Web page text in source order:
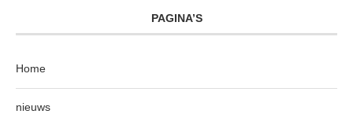
PAGINA’S
Home
nieuws